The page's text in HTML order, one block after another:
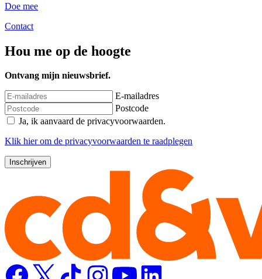
Doe mee
Contact
Hou me op de hoogte
Ontvang mijn nieuwsbrief.
E-mailadres
Postcode
Ja, ik aanvaard de privacyvoorwaarden.
Klik hierom de privacyvoorwaarden te raadplegen